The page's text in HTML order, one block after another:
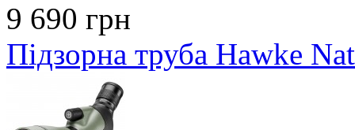
9 690 грн
Підзорна труба Hawke